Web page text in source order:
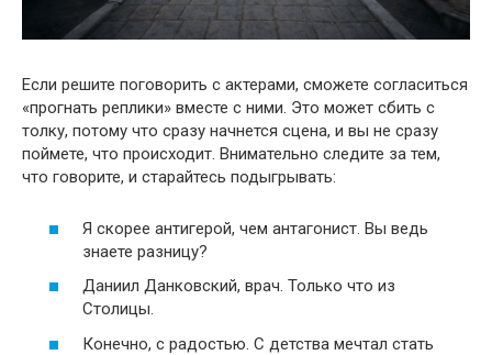
Если решите поговорить с актерами, сможете согласиться
«прогнать реплики» вместе с ними. Это может сбить с
толку, потому что сразу начнется сцена, и вы не сразу
поймете, что происходит. Внимательно следите за тем,
что говорите, и старайтесь подыгрывать:
Я скорее антигерой, чем антагонист. Вы ведь
знаете разницу?
Даниил Данковский, врач. Только что из
Столицы.
Конечно, с радостью. С детства мечтал стать